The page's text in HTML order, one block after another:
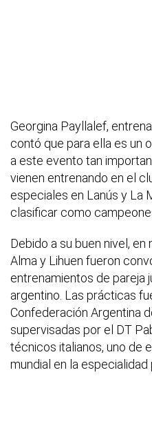
Georgina Payllalef,
contó que para ella es un
a este evento tan
vienen entrenando en el
especiales en Lanús y La
clasificar como
Debido a su buen nivel,
Alma y Lihuen fueron
entrenamientos de pareja
argentino. Las prácticas
Confederación Argentina
supervisadas por el DT
técnicos italianos, uno de
mundial en la especialidad